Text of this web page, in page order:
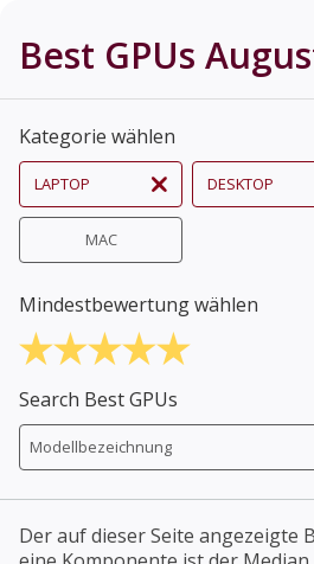
Best GPUs
Kategorie wählen
LAPTOP DESKTOP
MAC
Mindestbewertung wählen
Search Best GPUs
Der auf dieser Seite angezeigte